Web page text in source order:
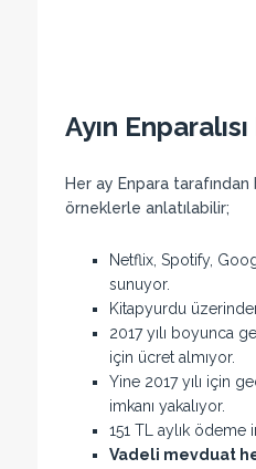
Ayın
Her ay Enpara
örneklerle anlatılabilir;
Netflix, Spotify,
sunuyor.
Kitapyurdu
2017 yılı boyunca
için ücret almıyor.
Yine 2017 yılı için
imkanı yakalıyor.
151 TL aylık ödeme
Vadeli mevduat